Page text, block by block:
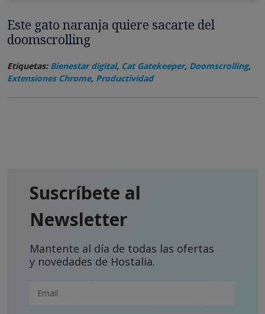
Este gato naranja quiere sacarte del
doomscrolling
Etiquetas: Bienestar digital, Cat Gatekeeper, Doomscrolling,
Extensiones Chrome, Productividad
Suscríbete al
Newsletter
Mantente al día de todas las ofertas
y novedades de Hostalia.